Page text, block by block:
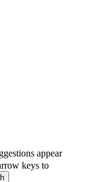
appear
keys to